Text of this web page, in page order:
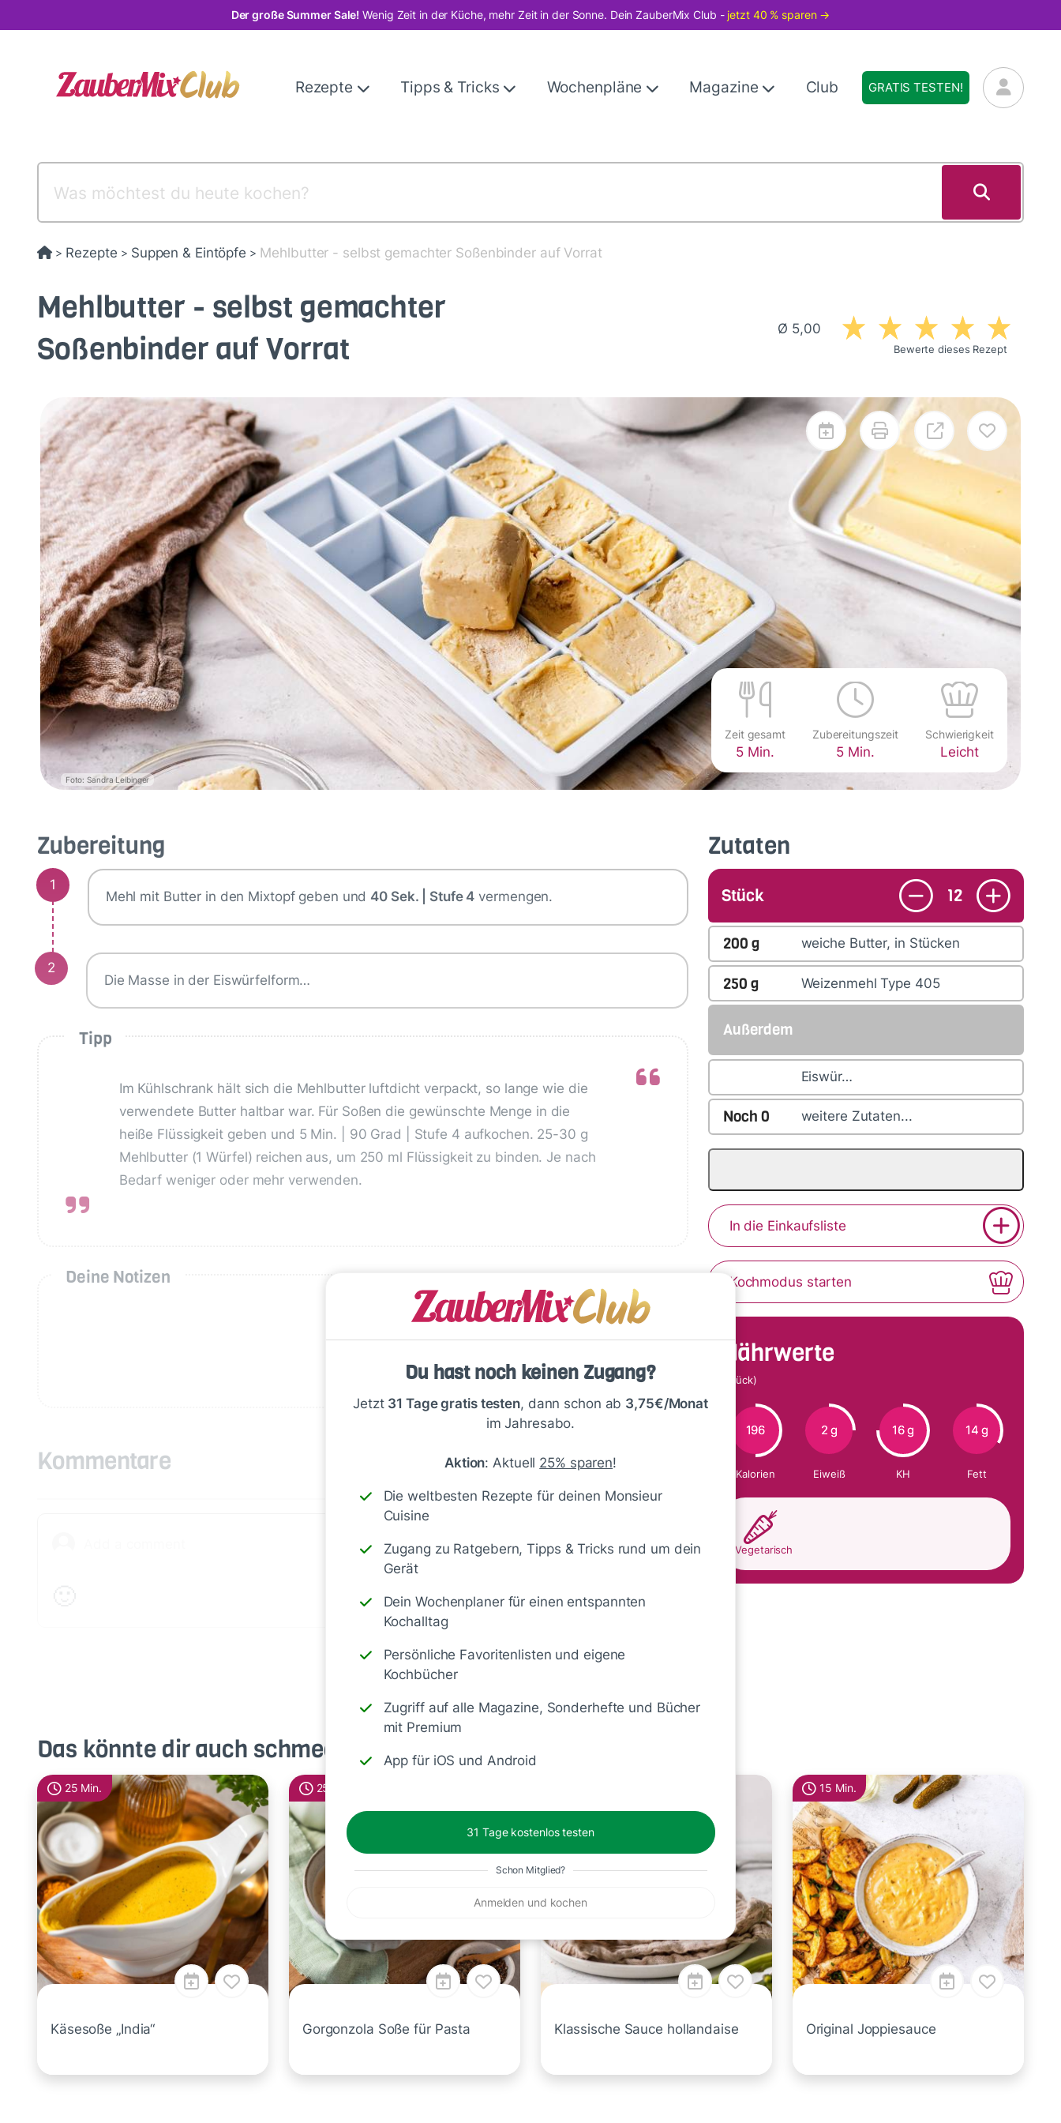
zum
Der große Summer Sale! Wenig Zeit in der Küche, mehr Zeit in der Sonne. Dein ZauberMix Club - jetzt 40 % sparen →
Rezepte Tipps & Tricks Wochenpläne Magazine Club GRATIS TESTEN!
> Rezepte > Suppen & Eintöpfe > Mehlbutter - selbst gemachter Soßenbinder auf Vorrat
Mehlbutter - selbst gemachter
Soßenbinder auf Vorrat
Ø 5,00
Bewerte dieses Rezept
Foto: Sandra Leibinger
Zeit gesamt
5 Min.
Zubereitungszeit
5 Min.
Schwierigkeit
Leicht
Du hast noch keinen Zugang?
Jetzt 31 Tage gratis testen, dann schon ab 3,75€/Monat
im Jahresabo.
Aktion: Aktuell 25% sparen!
Die weltbesten Rezepte für deinen Monsieur
Cuisine
Zugang zu Ratgebern, Tipps & Tricks rund um dein
Gerät
Dein Wochenplaner für einen entspannten
Kochalltag
Persönliche Favoritenlisten und eigene
Kochbücher
Zugriff auf alle Magazine, Sonderhefte und Bücher
mit Premium
App für iOS und Android
31 Tage kostenlos testen
Schon Mitglied?
Anmelden und kochen
Zubereitung
1
Mehl mit Butter in den Mixtopf geben und 40 Sek. | Stufe 4 vermengen.
2
Die Masse in der Eiswürfelform…
Tipp
Im Kühlschrank hält sich die Mehlbutter luftdicht verpackt, so lange wie die
verwendete Butter haltbar war. Für Soßen die gewünschte Menge in die
heiße Flüssigkeit geben und 5 Min. | 90 Grad | Stufe 4 aufkochen. 25-30 g
Mehlbutter (1 Würfel) reichen aus, um 250 ml Flüssigkeit zu binden. Je nach
Bedarf weniger oder mehr verwenden.
Deine Notizen
Write
Kommentare
1500 Speichern
Zutaten
Stück 12
200 g weiche Butter, in Stücken
250 g Weizenmehl Type 405
Außerdem
Eiswür…
Noch 0 weitere Zutaten...
In die Einkaufsliste
Kochmodus starten
Nährwerte
(Stück)
196
Kalorien
2 g
Eiweiß
16 g
KH
14 g
Fett
Vegetarisch
Das könnte dir auch schmecken
25 Min.
Käsesoße „India“
25 Min.
Gorgonzola Soße für Pasta Klassische Sauce hollandaise
15 Min.
Original Joppiesauce